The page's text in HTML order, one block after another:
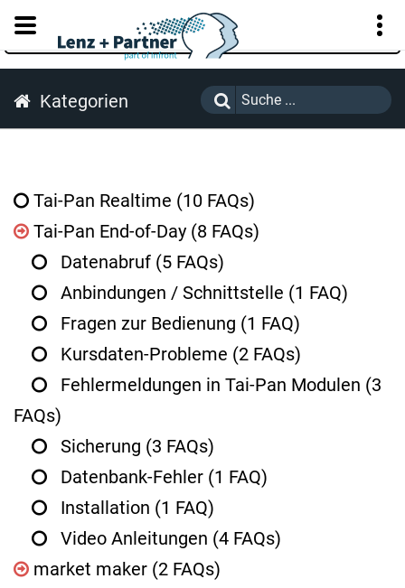
KUNDENPORTAL
Kategorien
Tai-Pan Realtime (10 FAQs)
Tai-Pan End-of-Day (8 FAQs)
Datenabruf (5 FAQs)
Anbindungen / Schnittstelle (1 FAQ)
Fragen zur Bedienung (1 FAQ)
Kursdaten-Probleme (2 FAQs)
Fehlermeldungen in Tai-Pan Modulen (3
FAQs)
Sicherung (3 FAQs)
Datenbank-Fehler (1 FAQ)
Installation (1 FAQ)
Video Anleitungen (4 FAQs)
market maker (2 FAQs)